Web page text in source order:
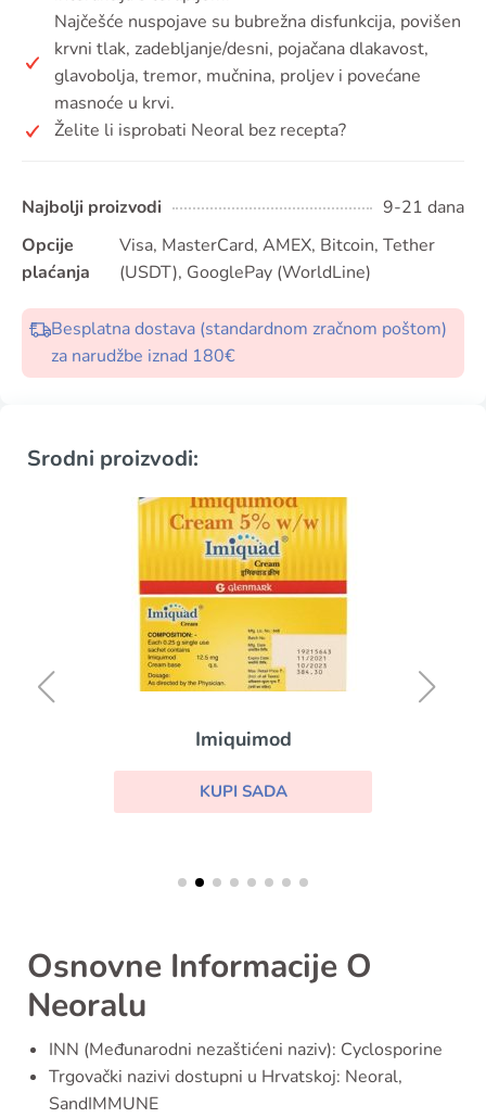
Najčešće nuspojave su bubrežna disfunkcija, povišen
krvni tlak, zadebljanje/desni, pojačana dlakavost,
glavobolja, tremor, mučnina, proljev i povećane
masnoće u krvi.
Želite li isprobati Neoral bez recepta?
Najbolji proizvodi
9-21 dana
Opcije
plaćanja
Visa, MasterCard, AMEX, Bitcoin, Tether
(USDT), GooglePay (WorldLine)
Besplatna dostava (standardnom zračnom poštom)
za narudžbe iznad 180€
Srodni proizvodi:
Imiquimod
KUPI SADA
Osnovne Informacije O
Neoralu
INN (Međunarodni nezaštićeni naziv): Cyclosporine
Trgovački nazivi dostupni u Hrvatskoj: Neoral,
SandIMMUNE